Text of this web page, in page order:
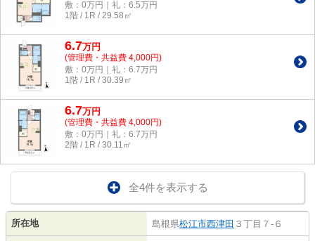
敷：0万円｜礼：6.5万円
1階 / 1R / 29.58㎡
6.7万円
(管理費・共益費 4,000円)
敷：0万円｜礼：6.7万円
1階 / 1R / 30.39㎡
6.7万円
(管理費・共益費 4,000円)
敷：0万円｜礼：6.7万円
2階 / 1R / 30.11㎡
全4件を表示する
所在地 島根県松江市西津田 ３丁目７-６